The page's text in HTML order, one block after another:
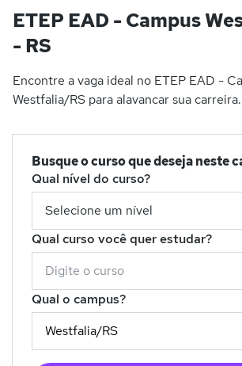
ETEP EAD - Campus
- RS
Encontre a vaga ideal no ETEP EAD -
Westfalia/RS para alavancar sua carreira.
Busque o curso que deseja neste
Qual nível do curso?
Qual curso você quer estudar?
Qual o campus?